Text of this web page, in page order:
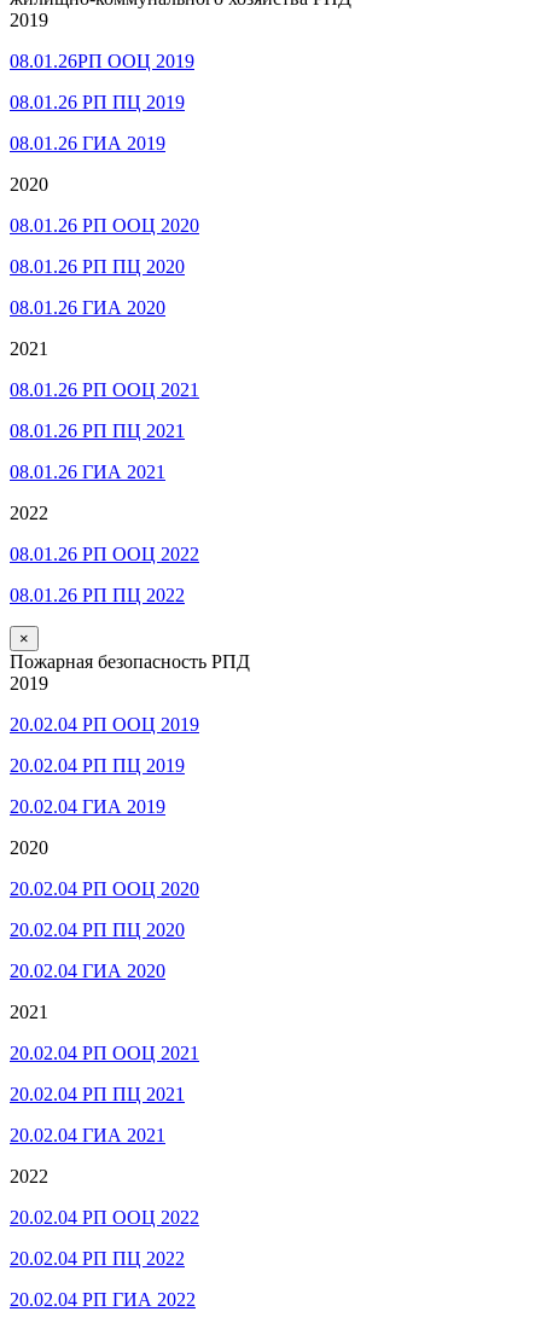
2019
08.01.26РП ООЦ 2019
08.01.26 РП ПЦ 2019
08.01.26 ГИА 2019
2020
08.01.26 РП ООЦ 2020
08.01.26 РП ПЦ 2020
08.01.26 ГИА 2020
2021
08.01.26 РП ООЦ 2021
08.01.26 РП ПЦ 2021
08.01.26 ГИА 2021
2022
08.01.26 РП ООЦ 2022
08.01.26 РП ПЦ 2022
×
Пожарная безопасность РПД
2019
20.02.04 РП ООЦ 2019
20.02.04 РП ПЦ 2019
20.02.04 ГИА 2019
2020
20.02.04 РП ООЦ 2020
20.02.04 РП ПЦ 2020
20.02.04 ГИА 2020
2021
20.02.04 РП ООЦ 2021
20.02.04 РП ПЦ 2021
20.02.04 ГИА 2021
2022
20.02.04 РП ООЦ 2022
20.02.04 РП ПЦ 2022
20.02.04 РП ГИА 2022